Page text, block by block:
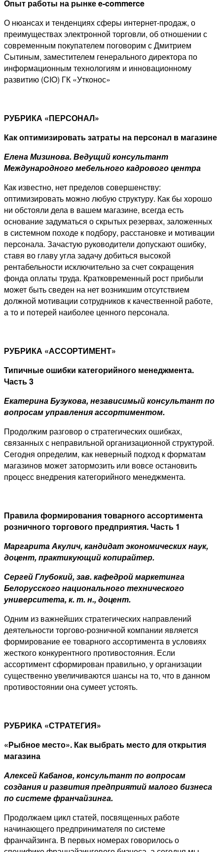
Опыт работы на рынкеe-commerce
О нюансах и тенденциях сферы интернет-продаж, о
преимуществах электронной торговли, об отношении с
современным покупателем поговорим с Дмитрием
Сытиным, заместителем генерального директора по
информационным технологиям и инновационному
развитию (CIO) ГК «Утконос»
РУБРИКА «ПЕРСОНАЛ»
Как оптимизировать затраты на персонал в магазине
Елена Мизинова. Ведущий консультант
Международного мебельного кадрового центра
Как известно, нет пределов совершенству:
оптимизировать можно любую структуру. Как бы хорошо
ни обстояли дела в вашем магазине, всегда есть
основание задуматься о скрытых резервах, заложенных
в системном походе к подбору, расстановке и мотивации
персонала. Зачастую руководители допускают ошибку,
ставя во главу угла задачу добиться высокой
рентабельности исключительно за счет сокращения
фонда оплаты труда. Кратковременный рост прибыли
может быть сведен на нет возникшим отсутствием
должной мотивации сотрудников к качественной работе,
а то и потерей наиболее ценного персонала.
РУБРИКА «АССОРТИМЕНТ»
Типичные ошибки категорийного менеджмента.
Часть 3
Екатерина Бузукова, независимый консультант по
вопросам управления ассортиментом.
Продолжим разговор о стратегических ошибках,
связанных с неправильной организационной структурой.
Сегодня определим, как неверный подход к форматам
магазинов может затормозить или вовсе остановить
процесс внедрения категорийного менеджмента.
Правила формирования товарного ассортимента
розничного торгового предприятия. Часть 1
Маргарита Акулич, кандидат экономических наук,
доцент, практикующий копирайтер.
Сергей Глубокий, зав. кафедрой маркетинга
Белорусского национального технического
университета, к. т. н., доцент.
Одним из важнейших стратегических направлений
деятельности торгово-розничной компании является
формирование ее товарного ассортимента в условиях
жесткого конкурентного противостояния. Если
ассортимент сформирован правильно, у организации
существенно увеличиваются шансы на то, что в данном
противостоянии она сумеет устоять.
РУБРИКА «СТРАТЕГИЯ»
«Рыбное место». Как выбрать место для открытия
магазина
Алексей Кабанов, консультант по вопросам
создания и развития предприятий малого бизнеса
по системе франчайзинга.
Продолжаем цикл статей, посвященных работе
начинающего предпринимателя по системе
франчайзинга. В первых номерах говорилось о